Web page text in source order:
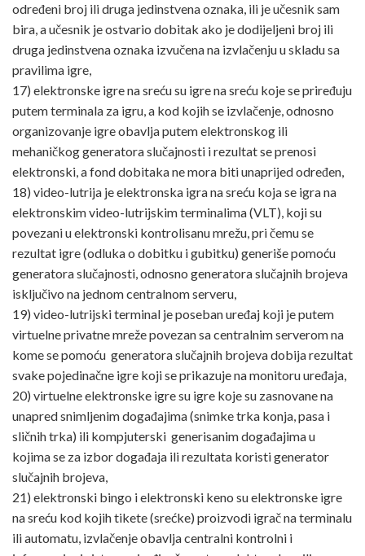
određeni broj ili druga jedinstvena oznaka, ili je učesnik sam
bira, a učesnik je ostvario dobitak ako je dodijeljeni broj ili
druga jedinstvena oznaka izvučena na izvlačenju u skladu sa
pravilima igre,
17) elektronske igre na sreću su igre na sreću koje se priređuju
putem terminala za igru, a kod kojih se izvlačenje, odnosno
organizovanje igre obavlja putem elektronskog ili
mehaničkog generatora slučajnosti i rezultat se prenosi
elektronski, a fond dobitaka ne mora biti unaprijed određen,
18) video-lutrija je elektronska igra na sreću koja se igra na
elektronskim video-lutrijskim terminalima (VLT), koji su
povezani u elektronski kontrolisanu mrežu, pri čemu se
rezultat igre (odluka o dobitku i gubitku) generiše pomoću
generatora slučajnosti, odnosno generatora slučajnih brojeva
isključivo na jednom centralnom serveru,
19) video-lutrijski terminal je poseban uređaj koji je putem
virtuelne privatne mreže povezan sa centralnim serverom na
kome se pomoću generatora slučajnih brojeva dobija rezultat
svake pojedinačne igre koji se prikazuje na monitoru uređaja,
20) virtuelne elektronske igre su igre koje su zasnovane na
unapred snimljenim događajima (snimke trka konja, pasa i
sličnih trka) ili kompjuterski generisanim događajima u
kojima se za izbor događaja ili rezultata koristi generator
slučajnih brojeva,
21) elektronski bingo i elektronski keno su elektronske igre
na sreću kod kojih tikete (srećke) proizvodi igrač na terminalu
ili automatu, izvlačenje obavlja centralni kontrolni i